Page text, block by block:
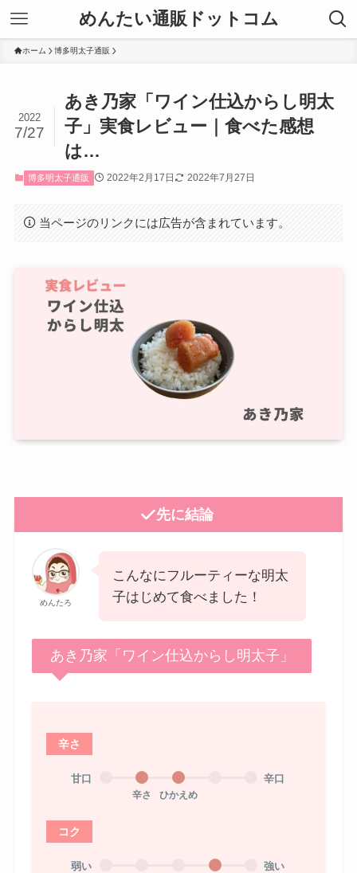
めんたい通販ドットコム
ホーム 博多明太子通販
あき乃家「ワイン仕込からし明太
子」実食レビュー｜食べた感想
は…
2022
7/27
博多明太子通販 2022年2月17日 2022年7月27日
当ページのリンクには広告が含まれています。
先に結論
めんたろ
こんなにフルーティーな明太
子はじめて食べました！
あき乃家「ワイン仕込からし明太子」
辛さ
甘口
辛さ ひかえめ
辛口
コク
弱い 強い